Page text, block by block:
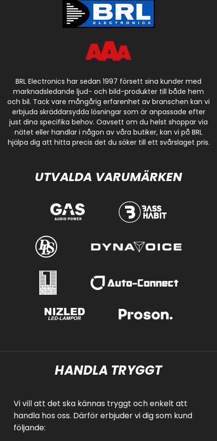
BRL Electronics har sedan 1997 försett sina kunder med
marknadsledande ljud- och bild-produkter till både hem
och bil. Tack vare mångårig erfarenhet av branschen kan vi
erbjuda skräddarsydda lösningar som är anpassade efter
just dina specifika behov. Oavsett om du helst shoppar via
nätet eller handlar i någon av våra butiker, kan vi på BRL
hjälpa dig att hitta precis det du söker till ett svårslaget pris.
UTVALDA VARUMÄRKEN
HANDLA TRYGGT
Vi vill att det ska kännas tryggt och enkelt att
handla hos oss. Därför erbjuder vi dig som kund
följande: